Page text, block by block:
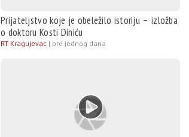
Prijateljstvo koje je obeležilo istoriju – izložba
o doktoru Kosti Diniću
RT Kragujevac | pre jednog dana